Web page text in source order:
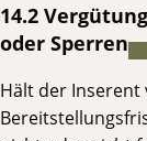
14.2
oder Sperren
Hält der